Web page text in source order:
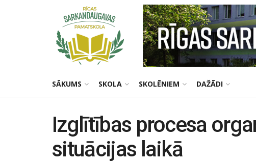
SĀKUMS SKOLA SKOLĒNIEM DAŽĀDI
Izglītības procesa
situācijas laikā